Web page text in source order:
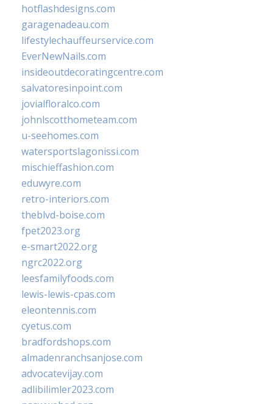
hotflashdesigns.com
garagenadeau.com
lifestylechauffeurservice.com
EverNewNails.com
insideoutdecoratingcentre.com
salvatoresinpoint.com
jovialfloralco.com
johnlscotthometeam.com
u-seehomes.com
watersportslagonissi.com
mischieffashion.com
eduwyre.com
retro-interiors.com
theblvd-boise.com
fpet2023.org
e-smart2022.org
ngrc2022.org
leesfamilyfoods.com
lewis-lewis-cpas.com
eleontennis.com
cyetus.com
bradfordshops.com
almadenranchsanjose.com
advocatevijay.com
adlibilimler2023.com